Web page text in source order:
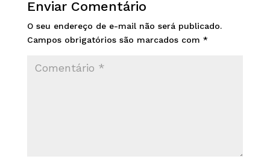
Enviar Comentário
O seu endereço de e-mail não será publicado.
Campos obrigatórios são marcados com *